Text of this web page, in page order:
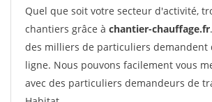
Quel que soit votre secteur d'activité,
chantiers grâce à chantier-chauffage.fr
des milliers de particuliers demandent
ligne. Nous pouvons facilement vous
avec des particuliers demandeurs de